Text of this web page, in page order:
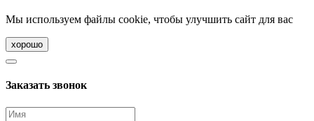
Мы используем файлы cookie, чтобы улучшить сайт для вас
хорошо
Заказать звонок